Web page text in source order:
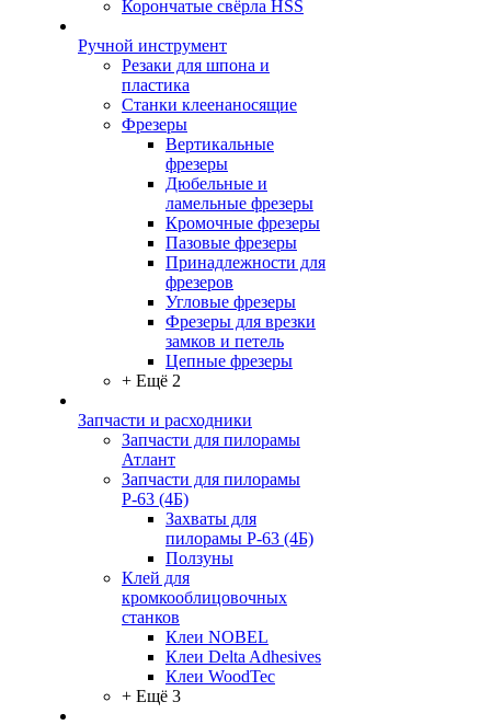
Корончатые свёрла HSS
Ручной инструмент
Резаки для шпона и
пластика
Станки клеенаносящие
Фрезеры
Вертикальные
фрезеры
Дюбельные и
ламельные фрезеры
Кромочные фрезеры
Пазовые фрезеры
Принадлежности для
фрезеров
Угловые фрезеры
Фрезеры для врезки
замков и петель
Цепные фрезеры
+ Ещё 2
Запчасти и расходники
Запчасти для пилорамы
Атлант
Запчасти для пилорамы
Р-63 (4Б)
Захваты для
пилорамы Р-63 (4Б)
Ползуны
Клей для
кромкооблицовочных
станков
Клеи NOBEL
Клеи Delta Adhesives
Клеи WoodTec
+ Ещё 3